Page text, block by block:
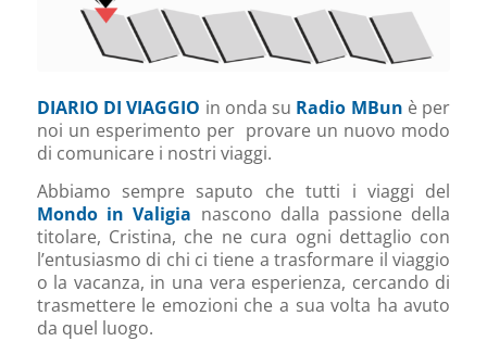
DIARIO DI VIAGGIO in onda su Radio MBun è per
noi un esperimento per provare un nuovo modo
di comunicare i nostri viaggi.
Abbiamo sempre saputo che tutti i viaggi del
Mondo in Valigia nascono dalla passione della
titolare, Cristina, che ne cura ogni dettaglio con
l’entusiasmo di chi ci tiene a trasformare il viaggio
o la vacanza, in una vera esperienza, cercando di
trasmettere le emozioni che a sua volta ha avuto
da quel luogo.